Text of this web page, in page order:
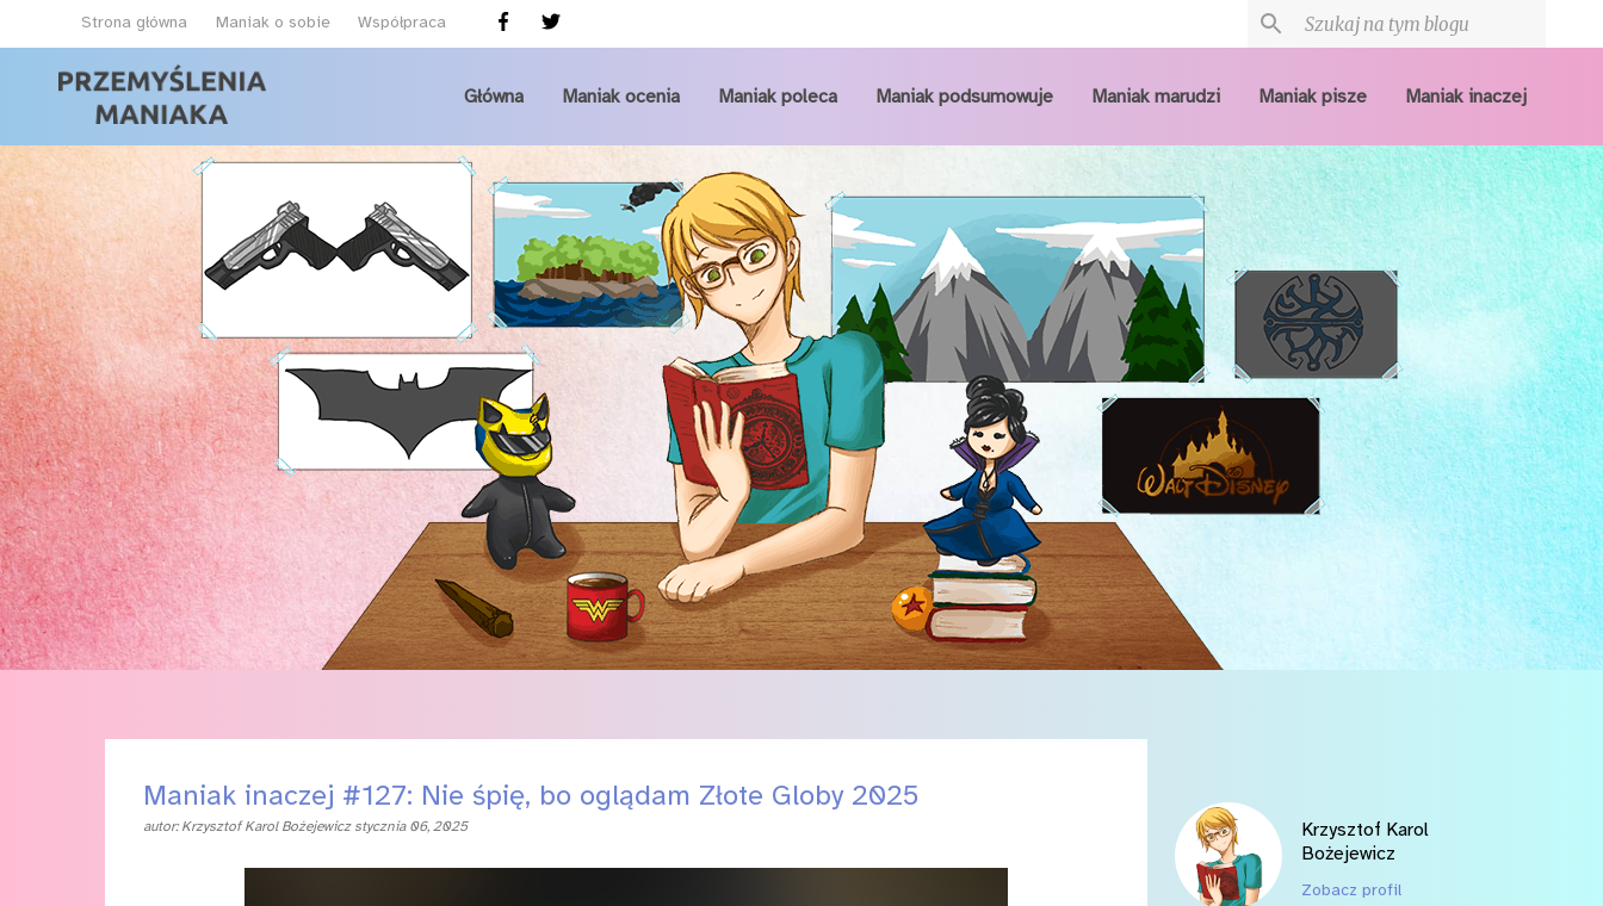
Strona główna Maniak o sobie Współpraca
Główna Maniak ocenia Maniak poleca Maniak podsumowuje Maniak marudzi Maniak pisze Maniak inaczej
Maniak inaczej #127: Nie śpię, bo oglądam Złote Globy 2025
autor:Krzysztof Karol Bożejewicz stycznia 06, 2025
Krzysztof Karol
Bożejewicz
Zobacz profil